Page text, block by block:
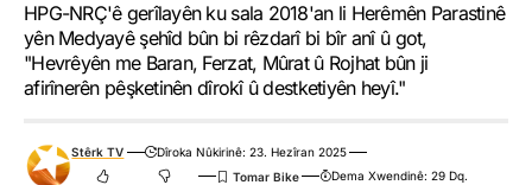
HPG-NRÇ'ê gerîlayên ku sala 2018'an li Herêmên Parastinê
yên Medyayê şehîd bûn bi rêzdarî bi bîr anî û got,
"Hevrêyên me Baran, Ferzat, Mûrat û Rojhat bûn ji
afirînerên pêşketinên dîrokî û destketiyên heyî."
Stêrk TV
Dîroka Nûkirinê: 23. Hezîran 2025
Dema Xwendinê: 29 Dq.